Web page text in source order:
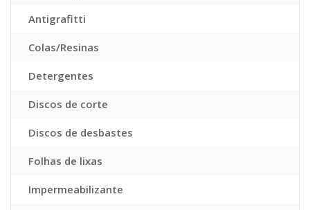
Antigrafitti
Colas/Resinas
Detergentes
Discos de corte
Discos de desbastes
Folhas de lixas
Impermeabilizante